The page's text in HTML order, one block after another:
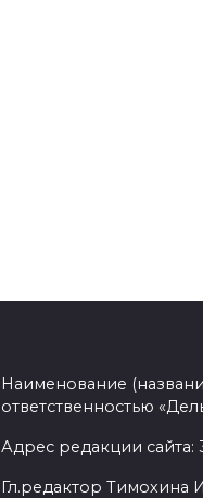
Наименование
ответственностью
Адрес редакции сайта:
Гл.редактор Тимохина